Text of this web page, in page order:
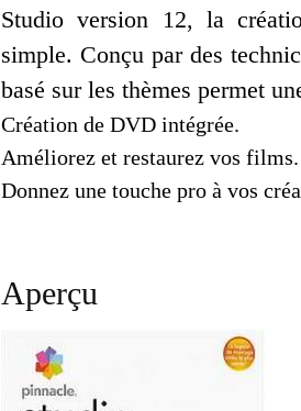
Studio version 12, la
simple. Conçu par des
basé sur les thèmes permet
Création de DVD intégrée.
Améliorez et restaurez vos films.
Donnez une touche pro à vos
Aperçu